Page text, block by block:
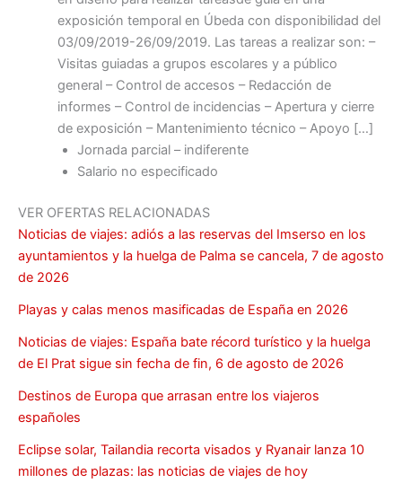
exposición temporal en Úbeda con disponibilidad del
03/09/2019-26/09/2019. Las tareas a realizar son: –
Visitas guiadas a grupos escolares y a público
general – Control de accesos – Redacción de
informes – Control de incidencias – Apertura y cierre
de exposición – Mantenimiento técnico – Apoyo […]
Jornada parcial – indiferente
Salario no especificado
VER OFERTAS RELACIONADAS
Noticias de viajes: adiós a las reservas del Imserso en los
ayuntamientos y la huelga de Palma se cancela, 7 de agosto
de 2026
Playas y calas menos masificadas de España en 2026
Noticias de viajes: España bate récord turístico y la huelga
de El Prat sigue sin fecha de fin, 6 de agosto de 2026
Destinos de Europa que arrasan entre los viajeros
españoles
Eclipse solar, Tailandia recorta visados y Ryanair lanza 10
millones de plazas: las noticias de viajes de hoy